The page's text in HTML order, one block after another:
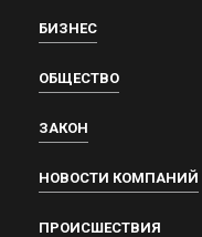
БИЗНЕС
ОБЩЕСТВО
ЗАКОН
НОВОСТИ КОМПАНИЙ
ПРОИСШЕСТВИЯ